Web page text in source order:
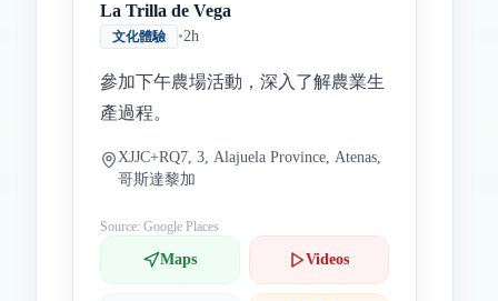
La Trilla de Vega
文化體驗 •2h
參加下午農場活動，深入了解農業生
產過程。
XJJC+RQ7, 3, Alajuela Province, Atenas,
哥斯達黎加
Source: Google Places
Maps Videos